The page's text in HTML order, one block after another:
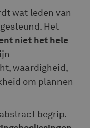
wat leden van
Het
niet het hele
waardigheid,
om plannen
begrip.